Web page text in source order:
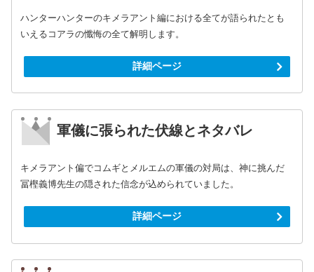
ハンターハンターのキメラアント編における全てが語られたとも
いえるコアラの懺悔の全て解明します。
詳細ページ
軍儀に張られた伏線とネタバレ
キメラアント偏でコムギとメルエムの軍儀の対局は、神に挑んだ
冨樫義博先生の隠された信念が込められていました。
詳細ページ